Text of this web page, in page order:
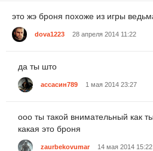
это жэ броня похоже из игры
dova1223 28 апреля 2014 11:22
да ты што
ассасин789 1 мая 2014 23:27
ооо ты такой внимательный как
какая это броня
zaurbekovumar 14 мая 2014 15:22